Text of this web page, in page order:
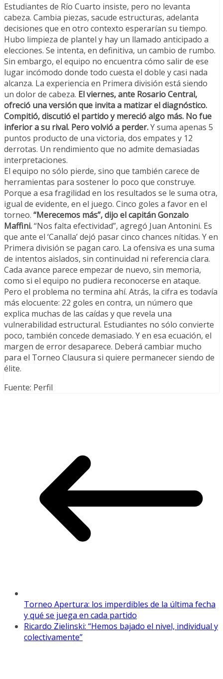
Estudiantes de Río Cuarto insiste, pero no levanta
cabeza. Cambia piezas, sacude estructuras, adelanta
decisiones que en otro contexto esperarían su tiempo.
Hubo limpieza de plantel y hay un llamado anticipado a
elecciones. Se intenta, en definitiva, un cambio de rumbo.
Sin embargo, el equipo no encuentra cómo salir de ese
lugar incómodo donde todo cuesta el doble y casi nada
alcanza. La experiencia en Primera división está siendo
un dolor de cabeza. El viernes, ante Rosario Central,
ofreció una versión que invita a matizar el diagnóstico.
Compitió, discutió el partido y mereció algo más. No fue
inferior a su rival. Pero volvió a perder.Y suma apenas 5
puntos producto de una victoria, dos empates y 12
derrotas. Un rendimiento que no admite demasiadas
interpretaciones.
El equipo no sólo pierde, sino que también carece de
herramientas para sostener lo poco que construye.
Porque a esa fragilidad en los resultados se le suma otra,
igual de evidente, en el juego. Cinco goles a favor en el
torneo. “Merecemos más”, dijo el capitán Gonzalo
Maffini.“Nos falta efectividad”, agregó Juan Antonini. Es
que ante el ‘Canalla’ dejó pasar cinco chances nítidas. Y en
Primera división se pagan caro. La ofensiva es una suma
de intentos aislados, sin continuidad ni referencia clara.
Cada avance parece empezar de nuevo, sin memoria,
como si el equipo no pudiera reconocerse en ataque.
Pero el problema no termina ahí. Atrás, la cifra es todavía
más elocuente: 22 goles en contra, un número que
explica muchas de las caídas y que revela una
vulnerabilidad estructural. Estudiantes no sólo convierte
poco, también concede demasiado. Y en esa ecuación, el
margen de error desaparece. Deberá cambiar mucho
para el Torneo Clausura si quiere permanecer siendo de
élite.
Fuente: Perfil
Torneo Apertura: los imperdibles de la última fecha
y qué se juega en cada partido
Ricardo Zielinski: “Hemos bajado el nivel, individual y
colectivamente”